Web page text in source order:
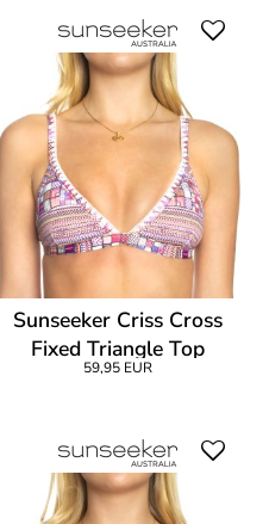
Sunseeker Criss Cross
Fixed Triangle Top
59,95 EUR